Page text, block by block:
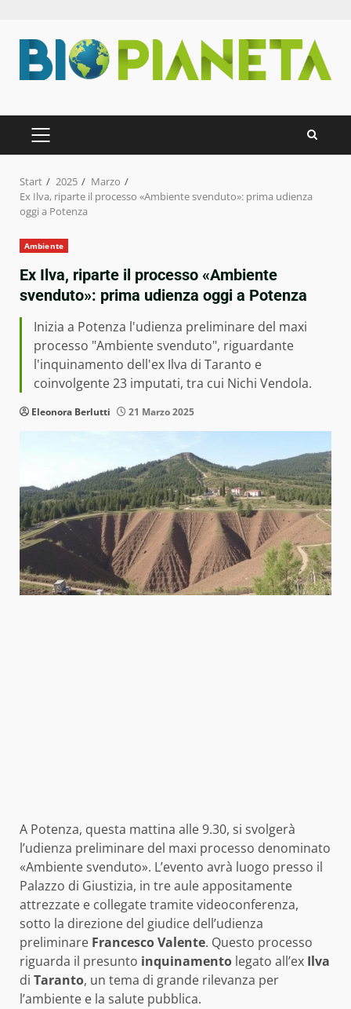
Inhalt
springen
PRIMÄRES
MENÜ
Start 2025
Marzo
Ex Ilva, riparte il processo «Ambiente svenduto»: prima udienza
oggi a Potenza
Ambiente
Ex Ilva, riparte il processo «Ambiente
svenduto»: prima udienza oggi a Potenza
Inizia a Potenza l'udienza preliminare del maxi
processo "Ambiente svenduto", riguardante
l'inquinamento dell'ex Ilva di Taranto e
coinvolgente 23 imputati, tra cui Nichi Vendola.
Eleonora Berlutti 21 Marzo 2025
A Potenza, questa mattina alle 9.30, si svolgerà
l’udienza preliminare del maxi processo denominato
«Ambiente svenduto». L’evento avrà luogo presso il
Palazzo di Giustizia, in tre aule appositamente
attrezzate e collegate tramite videoconferenza,
sotto la direzione del giudice dell’udienza
preliminare Francesco Valente. Questo processo
riguarda il presunto inquinamento legato all’ex Ilva
di Taranto, un tema di grande rilevanza per
l’ambiente e la salute pubblica.